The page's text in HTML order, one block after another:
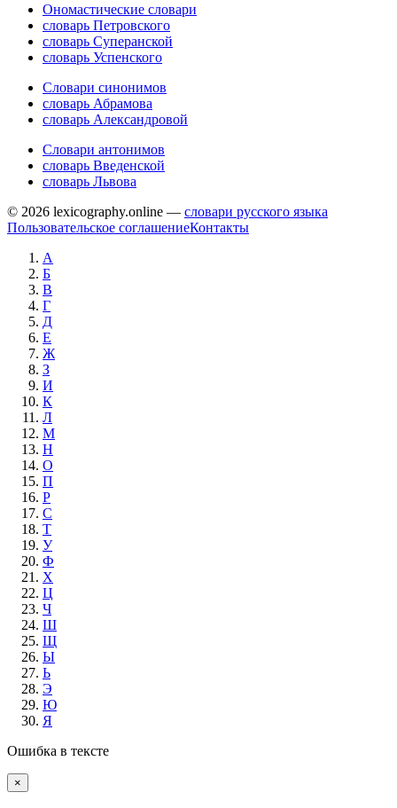
Ономастические словари
словарь Петровского
словарь Суперанской
словарь Успенского
Словари синонимов
словарь Абрамова
словарь Александровой
Словари антонимов
словарь Введенской
словарь Львова
© 2026 lexicography.online — словари русского языка
Пользовательское соглашениеКонтакты
А
Б
В
Г
Д
Е
Ж
З
И
К
Л
М
Н
О
П
Р
С
Т
У
Ф
Х
Ц
Ч
Ш
Щ
Ы
Ь
Э
Ю
Я
Ошибка в тексте
×